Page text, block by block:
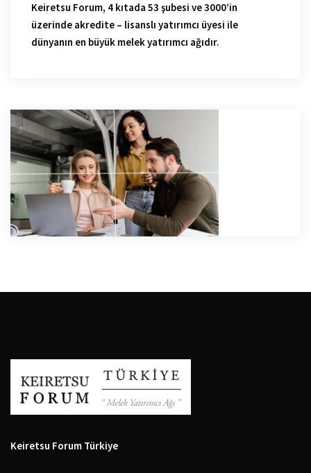
Keiretsu Forum, 4 kıtada 53 şubesi ve 3000’in
üzerinde akredite – lisanslı yatırımcı üyesi ile
dünyanın en büyük melek yatırımcı ağıdır.
Keiretsu Forum Türkiye